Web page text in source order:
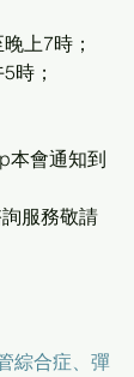
上7時；
時；
本會通知到
服務敬請
綜合症、彈